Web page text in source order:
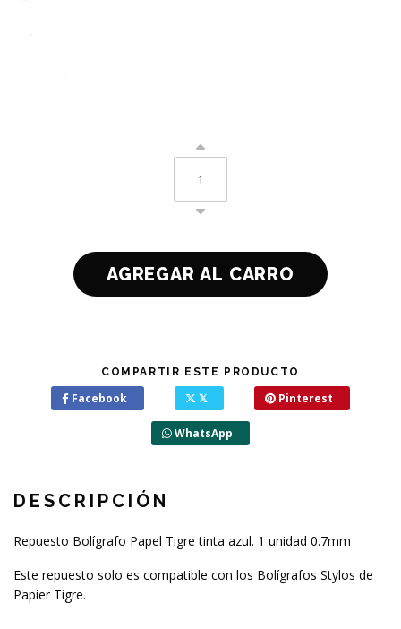
COMPARTIR ESTE PRODUCTO
Facebook 𝕏 Pinterest
WhatsApp
DESCRIPCIÓN
Repuesto Bolígrafo Papel Tigre tinta azul. 1 unidad 0.7mm
Este repuesto solo es compatible con los Bolígrafos Stylos de
Papier Tigre.